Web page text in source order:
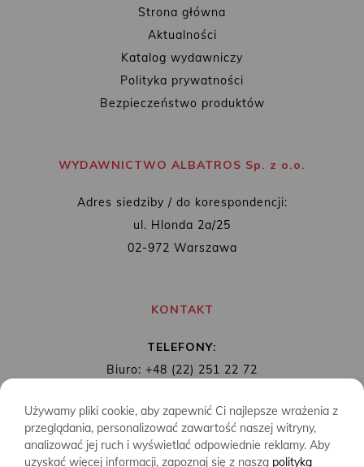
Strona główna
Aktualności
Katalog wydawniczy
Polityka prywatności
Bezpieczeństwo produktów
WYDAWNICTWO ALBATROS Sp. z o.o.
Adres siedziby / do korespondencji:
ul. Hlonda 2a/25
02-972 Warszawa
KONTAKT
TELEFONY:
Biuro: +48 (22) 251 22 72
MAIL: biuro@wydawnictwoalbatros.com
Używamy pliki cookie, aby zapewnić Ci najlepsze wrażenia z
przeglądania, personalizować zawartość naszej witryny,
analizować jej ruch i wyświetlać odpowiednie reklamy. Aby
uzyskać więcej informacji, zapoznaj się z naszą polityką